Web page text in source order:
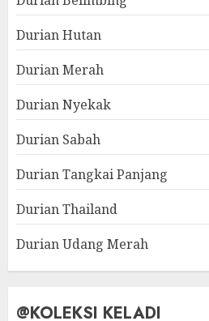
Durian Hutan
Durian Merah
Durian Nyekak
Durian Sabah
Durian Tangkai Panjang
Durian Thailand
Durian Udang Merah
@KOLEKSI KELADI